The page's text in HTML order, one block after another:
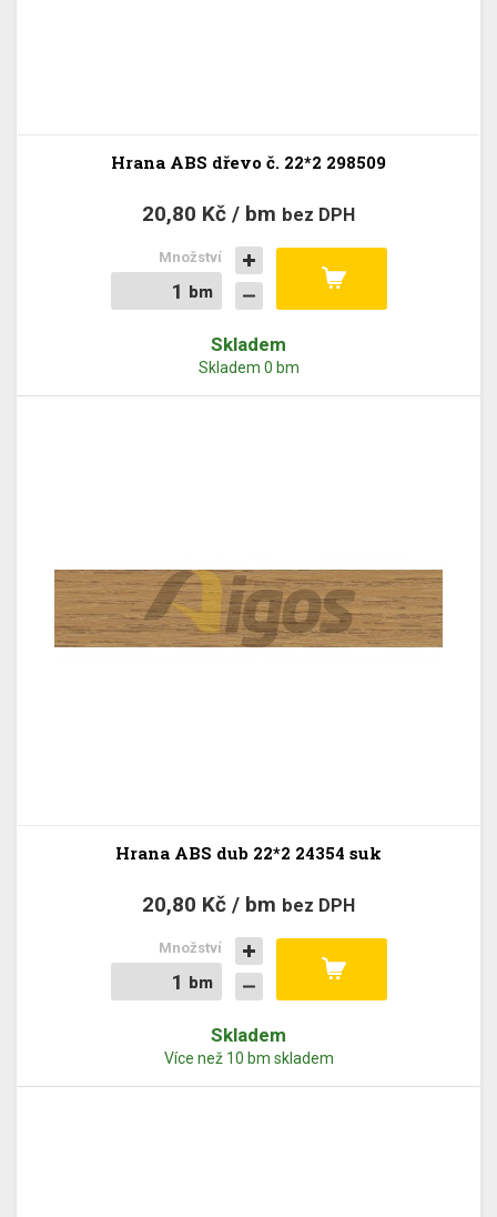
Hrana ABS dřevo č. 22*2 298509
20,80 Kč / bm bez DPH
bm
bm
Množství
Skladem
Skladem 0 bm
Hrana ABS dub 22*2 24354 suk
20,80 Kč / bm bez DPH
bm
bm
Množství
Skladem
Více než 10 bm skladem